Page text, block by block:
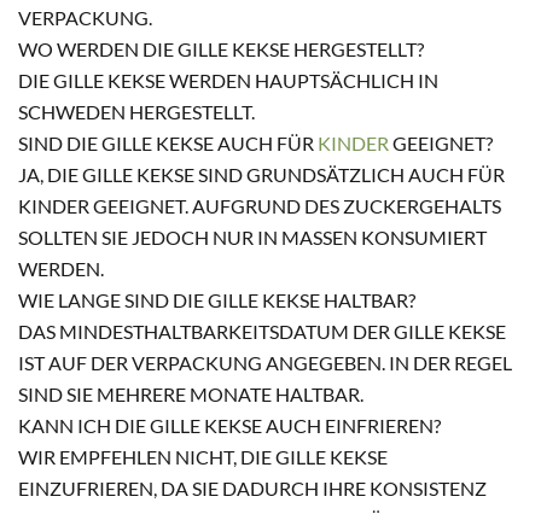
VERPACKUNG.
WO WERDEN DIE GILLE KEKSE HERGESTELLT?
DIE GILLE KEKSE WERDEN HAUPTSÄCHLICH IN
SCHWEDEN HERGESTELLT.
SIND DIE GILLE KEKSE AUCH FÜR KINDER GEEIGNET?
JA, DIE GILLE KEKSE SIND GRUNDSÄTZLICH AUCH FÜR
KINDER GEEIGNET. AUFGRUND DES ZUCKERGEHALTS
SOLLTEN SIE JEDOCH NUR IN MASSEN KONSUMIERT W
ERDEN.
WIE LANGE SIND DIE GILLE KEKSE HALTBAR?
DAS MINDESTHALTBARKEITSDATUM DER GILLE KEKSE
IST AUF DER VERPACKUNG ANGEGEBEN. IN DER REGEL
SIND SIE MEHRERE MONATE HALTBAR.
KANN ICH DIE GILLE KEKSE AUCH EINFRIEREN?
WIR EMPFEHLEN NICHT, DIE GILLE KEKSE
EINZUFRIEREN, DA SIE DADURCH IHRE KONSISTENZ